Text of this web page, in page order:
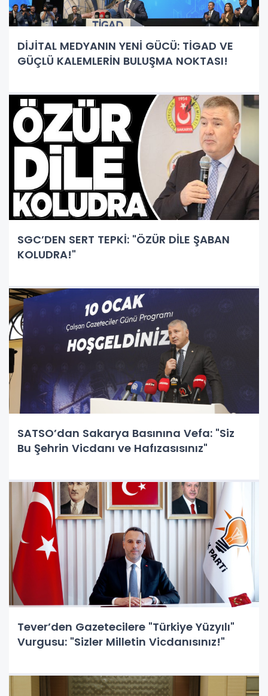
DİJİTAL MEDYANIN YENİ GÜCÜ: TİGAD VE
GÜÇLÜ KALEMLERİN BULUŞMA NOKTASI!
SGC’DEN SERT TEPKİ: "ÖZÜR DİLE ŞABAN
KOLUDRA!"
SATSO’dan Sakarya Basınına Vefa: "Siz
Bu Şehrin Vicdanı ve Hafızasısınız"
Tever’den Gazetecilere "Türkiye Yüzyılı"
Vurgusu: "Sizler Milletin Vicdanısınız!"